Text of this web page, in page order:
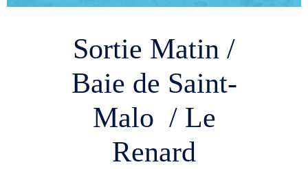
Sortie Matin /
Baie de Saint-
Malo / Le
Renard